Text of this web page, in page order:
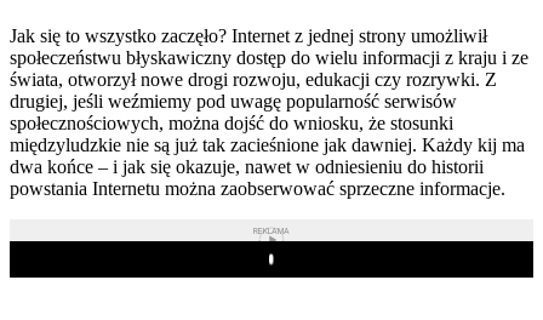
Jak się to wszystko zaczęło? Internet z jednej strony umożliwił
społeczeństwu błyskawiczny dostęp do wielu informacji z kraju i ze
świata, otworzył nowe drogi rozwoju, edukacji czy rozrywki. Z
drugiej, jeśli weźmiemy pod uwagę popularność serwisów
społecznościowych, można dojść do wniosku, że stosunki
międzyludzkie nie są już tak zacieśnione jak dawniej. Każdy kij ma
dwa końce – i jak się okazuje, nawet w odniesieniu do historii
powstania Internetu można zaobserwować sprzeczne informacje.
REKLAMA
Play